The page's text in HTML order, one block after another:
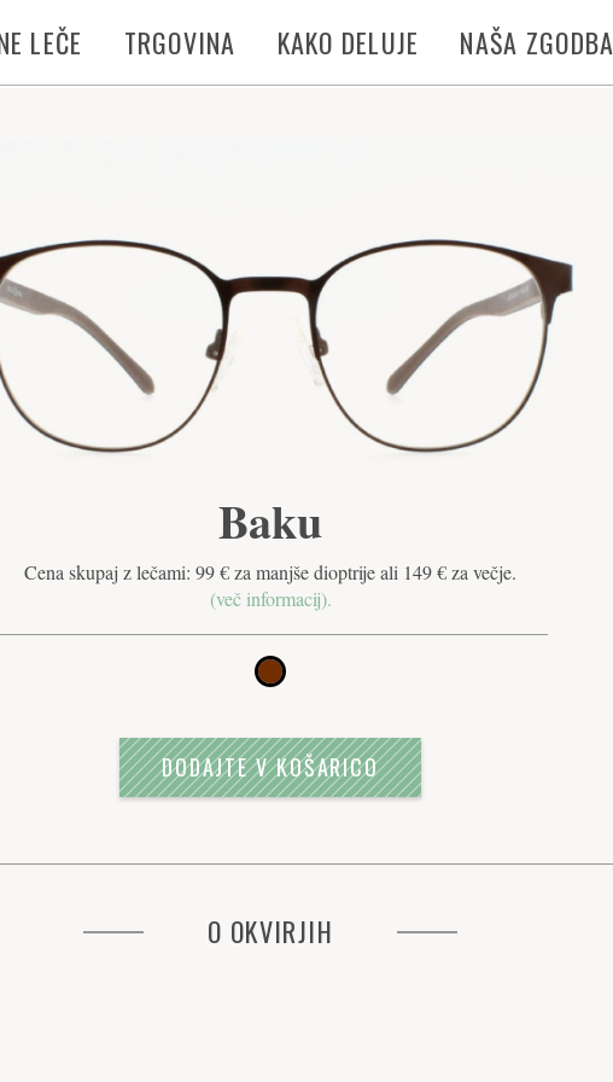
LEČE TRGOVINA KAKO DELUJE NAŠA ZGODBA
Baku
Cena skupaj z lečami: 99 € za manjše dioptrije ali 149 € za večje.
(več informacij).
DODAJTE V KOŠARICO
O OKVIRJIH